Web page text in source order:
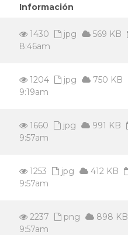
Información
1430 jpg 569 KB
8:46am
1204 jpg 750 KB
9:19am
1660 jpg 991 KB
9:57am
1253 jpg 412 KB
9:57am
2237 png 898 KB
9:57am